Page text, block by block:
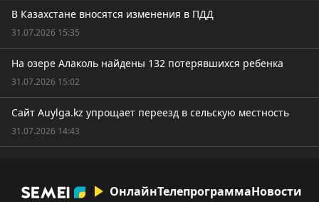
В Казахстане вносятся изменения в ПДД
31.07.2026 15:35
На озере Алаколь найдены 132 потерявшихся ребенка
31.07.2026 15:02
Сайт Auylga.kz упрощает переезд в сельскую местность
31.07.2026 14:43
ОнлайнТелепрограммаНовости